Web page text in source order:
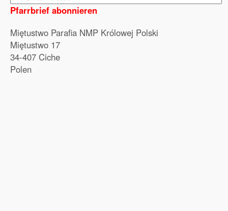
Pfarrbrief abonnieren
Miętustwo Parafia NMP Królowej Polski
Miętustwo 17
34‑407 Ciche
Polen